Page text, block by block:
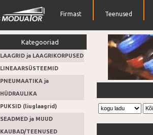
Firmast Teenused
Kategooriad
LAAGRID ja LAAGRIKORPUSED
LINEAARSÜSTEEMID
PNEUMAATIKA ja
HÜDRAULIKA
PUKSID (liuglaagrid)
SEADMED ja MUUD
KAUBAD/TEENUSED